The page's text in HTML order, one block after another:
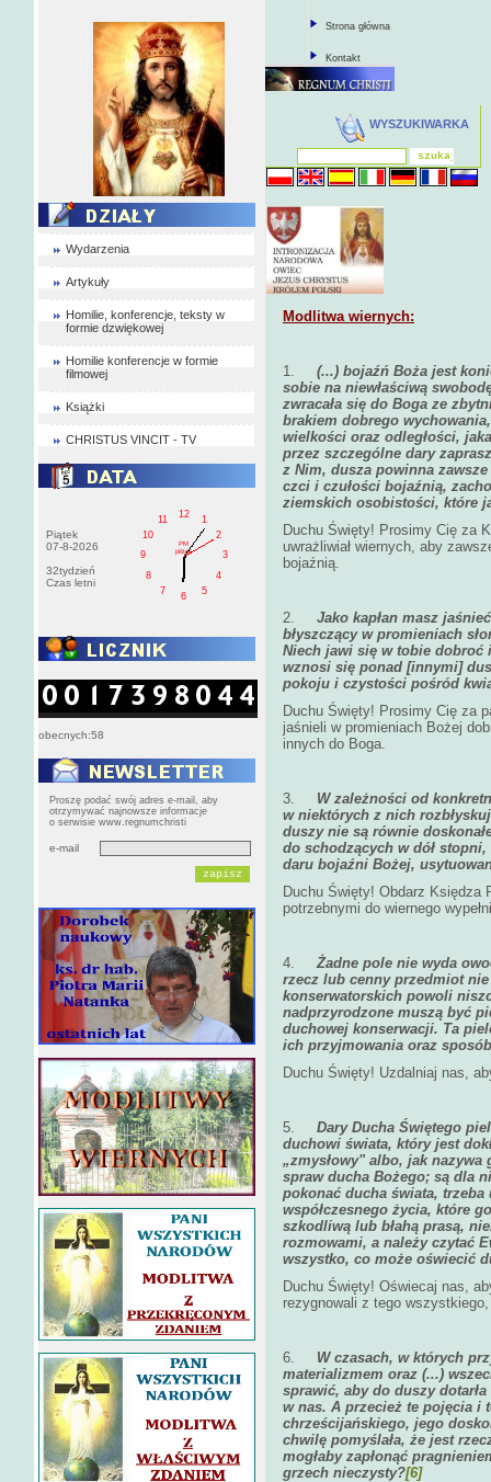
Wydarzenia
Artykuły
Homilie, konferencje, teksty w
formie dzwiękowej
Homilie konferencje w formie
filmowej
Książki
CHRISTUS VINCIT - TV
Piątek
07-8-2026
32tydzień
Czas letni
1
2
3
4
5
6
7
8
9
10
11
12
PM
pištek
obecnych:58
Proszę podać swój adres e-mail, aby
otrzymywać najnowsze informacje
o serwisie www.regnumchristi
e-mail
Strona główna
Kontakt
WYSZUKIWARKA
Modlitwa wiernych:
1. (...) bojaźń Boża jest
sobie na niewłaściwą
zwracała się do Boga ze
brakiem dobrego
wielkości oraz odległości,
przez szczególne dary
z Nim, dusza powinna
czci i czułości bojaźnią,
ziemskich osobistości, które
Duchu Święty! Prosimy Cię za
uwrażliwiał wiernych, aby
bojaźnią.
2. Jako kapłan masz
błyszczący w promieniach
Niech jawi się w tobie dobroć
wznosi się ponad [innymi]
pokoju i czystości pośród
Duchu Święty! Prosimy Cię za
jaśnieli w promieniach Bożej
innych do Boga.
3. W zależności od
w niektórych z nich
duszy nie są równie
do schodzących w dół
daru bojaźni Bożej,
Duchu Święty! Obdarz Księdza
potrzebnymi do wiernego
4.Żadne pole nie wyda
rzecz lub cenny przedmiot
konserwatorskich powoli
nadprzyrodzone muszą być
duchowej konserwacji. Ta
ich przyjmowania oraz
Duchu Święty! Uzdalniaj nas,
5. Dary Ducha Świętego
duchowi świata, który jest
„zmysłowy" albo, jak
spraw ducha Bożego; są dla
pokonać ducha świata,
współczesnego życia, które
szkodliwą lub błahą prasą,
rozmowami, a należy czytać
wszystko, co może oświecić
Duchu Święty! Oświecaj nas,
rezygnowali z tego
6. W czasach, w których
materializmem oraz (...)
sprawić, aby do duszy
w nas. A przecież te pojęcia i
chrześcijańskiego, jego
chwilę pomyślała, że jest
mogłaby zapłonąć
grzech nieczysty?[6]